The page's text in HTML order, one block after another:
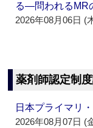
る―問われるMR
2026年08月06日 (
薬剤師認定制
日本プライマリ
2026年08月07日 (